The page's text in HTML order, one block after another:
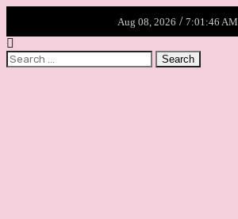
Aug 08, 2026 / 7:01:46 AM